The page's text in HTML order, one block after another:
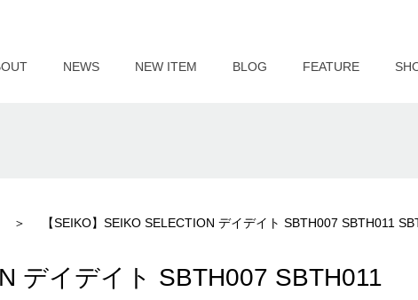
NEWS NEW ITEM BLOG FEATURE
【SEIKO】SEIKO SELECTION デイデイト SBTH007 SBTH011
デイデイト SBTH007 SBTH011